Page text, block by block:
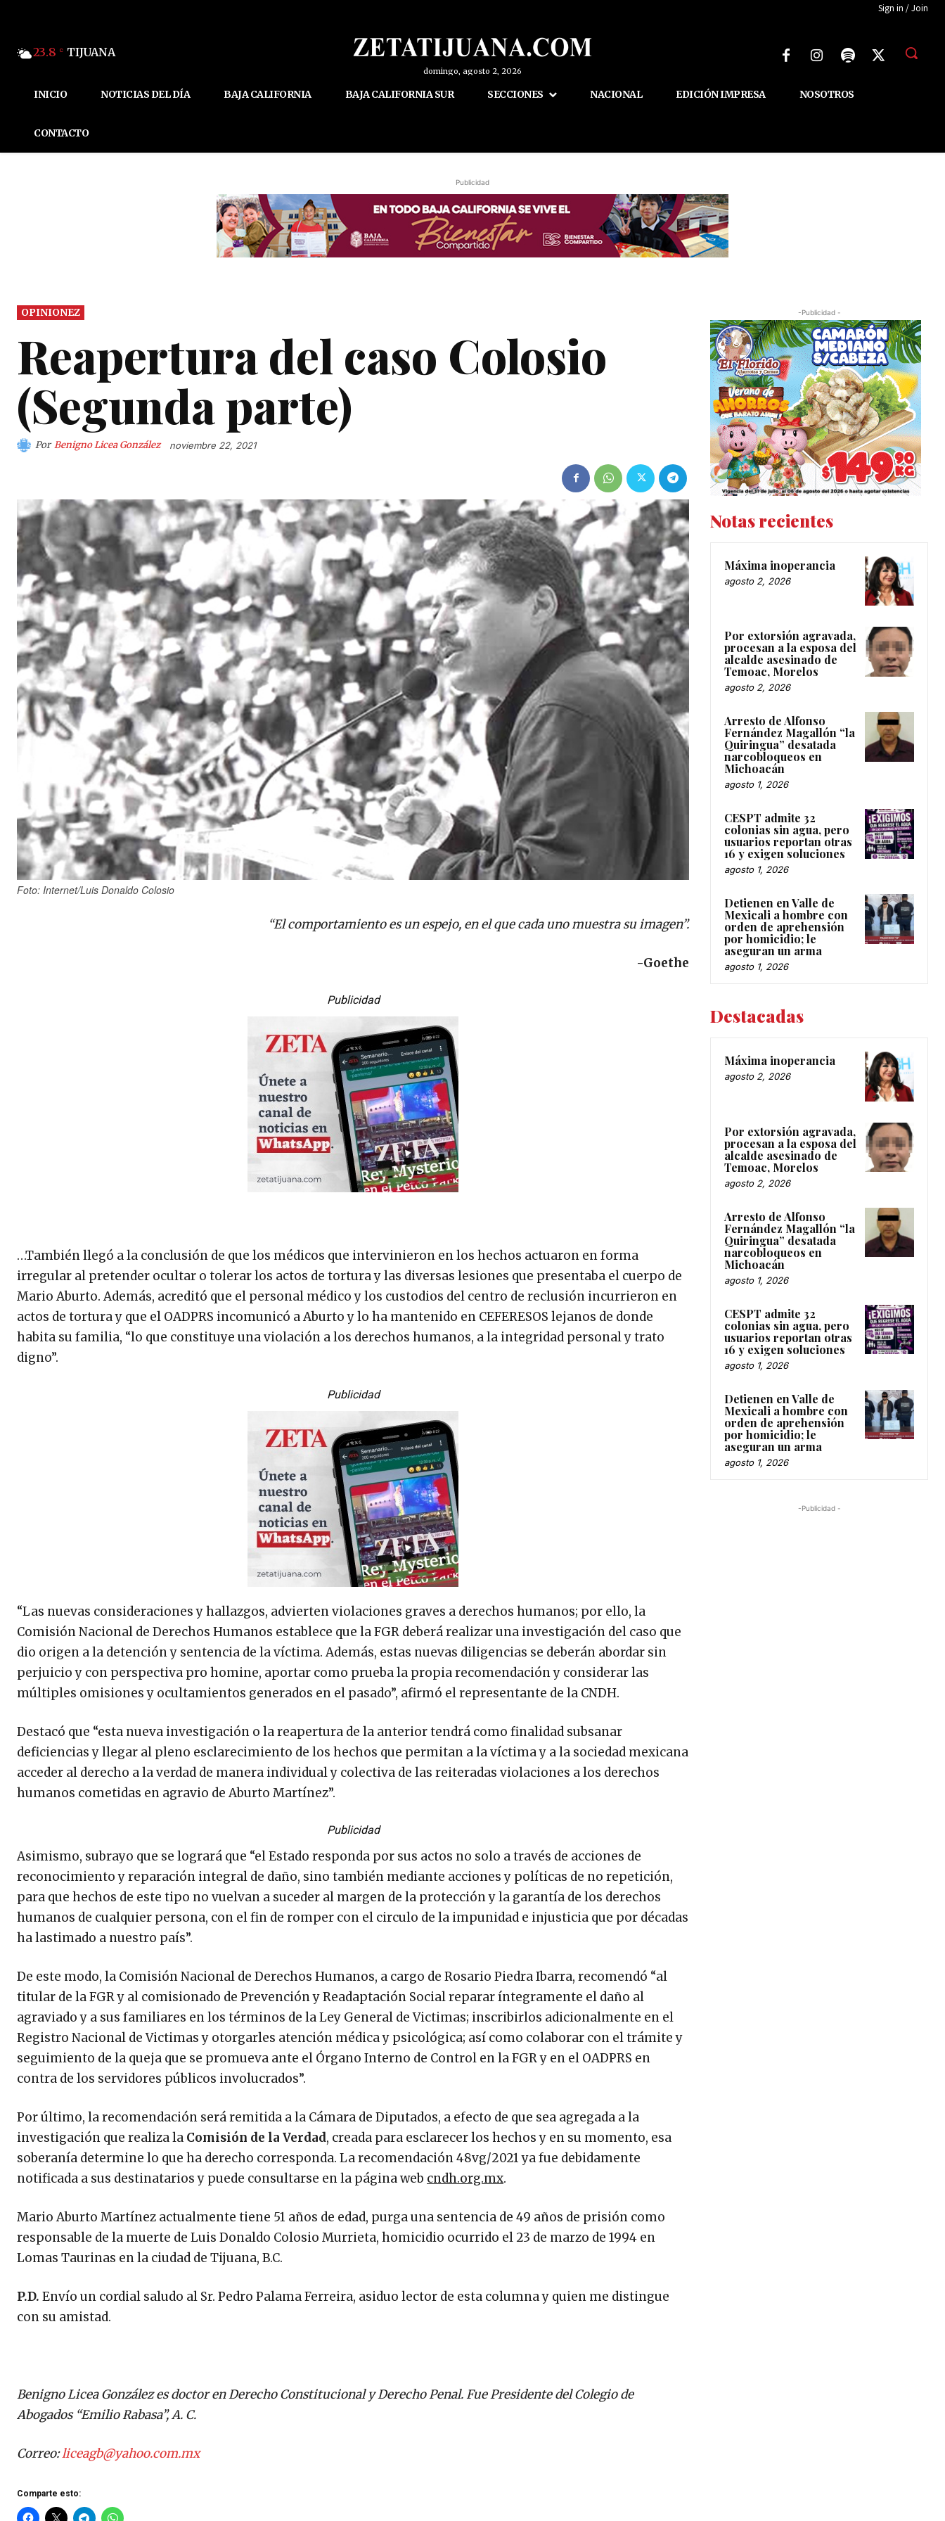
Sign in / Join
23.8 C TIJUANA
domingo, agosto 2, 2026
INICIO NOTICIAS DEL DÍA BAJA CALIFORNIA BAJA CALIFORNIA SUR SECCIONES NACIONAL EDICIÓN IMPRESA NOSOTROS
CONTACTO
Publicidad
OPINIONEZ
Reapertura del caso Colosio
(Segunda parte)
Por Benigno Licea González noviembre 22, 2021
Foto: Internet/Luis Donaldo Colosio
“El comportamiento es un espejo, en el que cada uno muestra su imagen”.
-Goethe
Publicidad
…También llegó a la conclusión de que los médicos que intervinieron en los hechos actuaron en forma
irregular al pretender ocultar o tolerar los actos de tortura y las diversas lesiones que presentaba el cuerpo de
Mario Aburto. Además, acreditó que el personal médico y los custodios del centro de reclusión incurrieron en
actos de tortura y que el OADPRS incomunicó a Aburto y lo ha mantenido en CEFERESOS lejanos de donde
habita su familia, “lo que constituye una violación a los derechos humanos, a la integridad personal y trato
digno”.
Publicidad
“Las nuevas consideraciones y hallazgos, advierten violaciones graves a derechos humanos; por ello, la
Comisión Nacional de Derechos Humanos establece que la FGR deberá realizar una investigación del caso que
dio origen a la detención y sentencia de la víctima. Además, estas nuevas diligencias se deberán abordar sin
perjuicio y con perspectiva pro homine, aportar como prueba la propia recomendación y considerar las
múltiples omisiones y ocultamientos generados en el pasado”, afirmó el representante de la CNDH.
Destacó que “esta nueva investigación o la reapertura de la anterior tendrá como finalidad subsanar
deficiencias y llegar al pleno esclarecimiento de los hechos que permitan a la víctima y a la sociedad mexicana
acceder al derecho a la verdad de manera individual y colectiva de las reiteradas violaciones a los derechos
humanos cometidas en agravio de Aburto Martínez”.
Publicidad
Asimismo, subrayo que se logrará que “el Estado responda por sus actos no solo a través de acciones de
reconocimiento y reparación integral de daño, sino también mediante acciones y políticas de no repetición,
para que hechos de este tipo no vuelvan a suceder al margen de la protección y la garantía de los derechos
humanos de cualquier persona, con el fin de romper con el circulo de la impunidad e injusticia que por décadas
ha lastimado a nuestro país”.
De este modo, la Comisión Nacional de Derechos Humanos, a cargo de Rosario Piedra Ibarra, recomendó “al
titular de la FGR y al comisionado de Prevención y Readaptación Social reparar íntegramente el daño al
agraviado y a sus familiares en los términos de la Ley General de Victimas; inscribirlos adicionalmente en el
Registro Nacional de Victimas y otorgarles atención médica y psicológica; así como colaborar con el trámite y
seguimiento de la queja que se promueva ante el Órgano Interno de Control en la FGR y en el OADPRS en
contra de los servidores públicos involucrados”.
Por último, la recomendación será remitida a la Cámara de Diputados, a efecto de que sea agregada a la
investigación que realiza la Comisión de la Verdad, creada para esclarecer los hechos y en su momento, esa
soberanía determine lo que ha derecho corresponda. La recomendación 48vg/2021 ya fue debidamente
notificada a sus destinatarios y puede consultarse en la página web cndh.org.mx.
Mario Aburto Martínez actualmente tiene 51 años de edad, purga una sentencia de 49 años de prisión como
responsable de la muerte de Luis Donaldo Colosio Murrieta, homicidio ocurrido el 23 de marzo de 1994 en
Lomas Taurinas en la ciudad de Tijuana, B.C.
P.D. Envío un cordial saludo al Sr. Pedro Palama Ferreira, asiduo lector de esta columna y quien me distingue
con su amistad.
Benigno Licea González es doctor en Derecho Constitucional y Derecho Penal. Fue Presidente del Colegio de
Abogados “Emilio Rabasa”, A. C.
Correo:liceagb@yahoo.com.mx
Comparte esto:
-Publicidad -
Notas recientes
Máxima inoperancia
agosto 2, 2026
Por extorsión agravada,
procesan a la esposa del
alcalde asesinado de
Temoac, Morelos
agosto 2, 2026
Arresto de Alfonso
Fernández Magallón “la
Quiringua” desatada
narcobloqueos en
Michoacán
agosto 1, 2026
CESPT admite 32
colonias sin agua, pero
usuarios reportan otras
16 y exigen soluciones
agosto 1, 2026
Detienen en Valle de
Mexicali a hombre con
orden de aprehensión
por homicidio; le
aseguran un arma
agosto 1, 2026
Destacadas
Máxima inoperancia
agosto 2, 2026
Por extorsión agravada,
procesan a la esposa del
alcalde asesinado de
Temoac, Morelos
agosto 2, 2026
Arresto de Alfonso
Fernández Magallón “la
Quiringua” desatada
narcobloqueos en
Michoacán
agosto 1, 2026
CESPT admite 32
colonias sin agua, pero
usuarios reportan otras
16 y exigen soluciones
agosto 1, 2026
Detienen en Valle de
Mexicali a hombre con
orden de aprehensión
por homicidio; le
aseguran un arma
agosto 1, 2026
-Publicidad -